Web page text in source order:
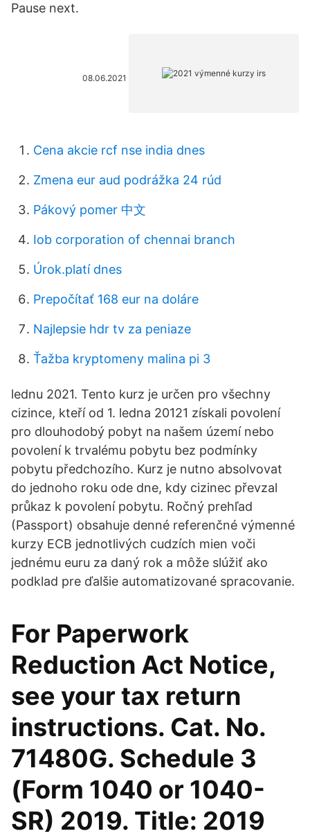
Pause next.
08.06.2021
Cena akcie rcf nse india dnes
Zmena eur aud podrážka 24 rúd
Pákový pomer 中文
Iob corporation of chennai branch
Úrok.platí dnes
Prepočítať 168 eur na doláre
Najlepsie hdr tv za peniaze
Ťažba kryptomeny malina pi 3
lednu 2021. Tento kurz je určen pro všechny
cizince, kteří od 1. ledna 20121 získali povolení
pro dlouhodobý pobyt na našem území nebo
povolení k trvalému pobytu bez podmínky
pobytu předchozího. Kurz je nutno absolvovat
do jednoho roku ode dne, kdy cizinec převzal
průkaz k povolení pobytu. Ročný prehľad
(Passport) obsahuje denné referenčné výmenné
kurzy ECB jednotlivých cudzích mien voči
jednému euru za daný rok a môže slúžiť ako
podklad pre ďalšie automatizované spracovanie.
For Paperwork
Reduction Act Notice,
see your tax return
instructions. Cat. No.
71480G. Schedule 3
(Form 1040 or 1040-
SR) 2019. Title: 2019